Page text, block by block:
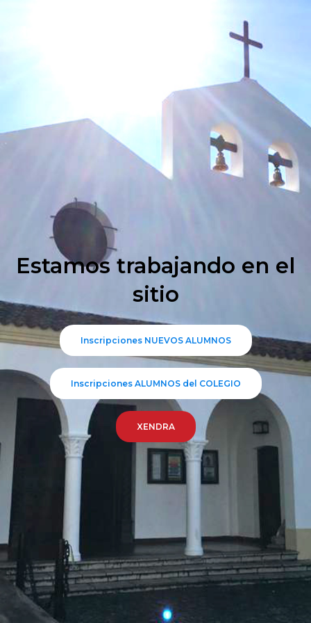
Estamos trabajando en el
sitio
Inscripciones NUEVOS ALUMNOS
Inscripciones ALUMNOS del COLEGIO
XENDRA